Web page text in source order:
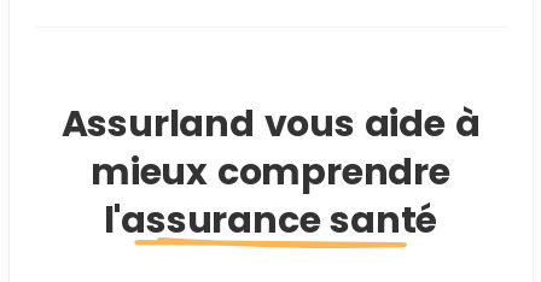
Assurland vous aide à
mieux comprendre
l'assurance santé